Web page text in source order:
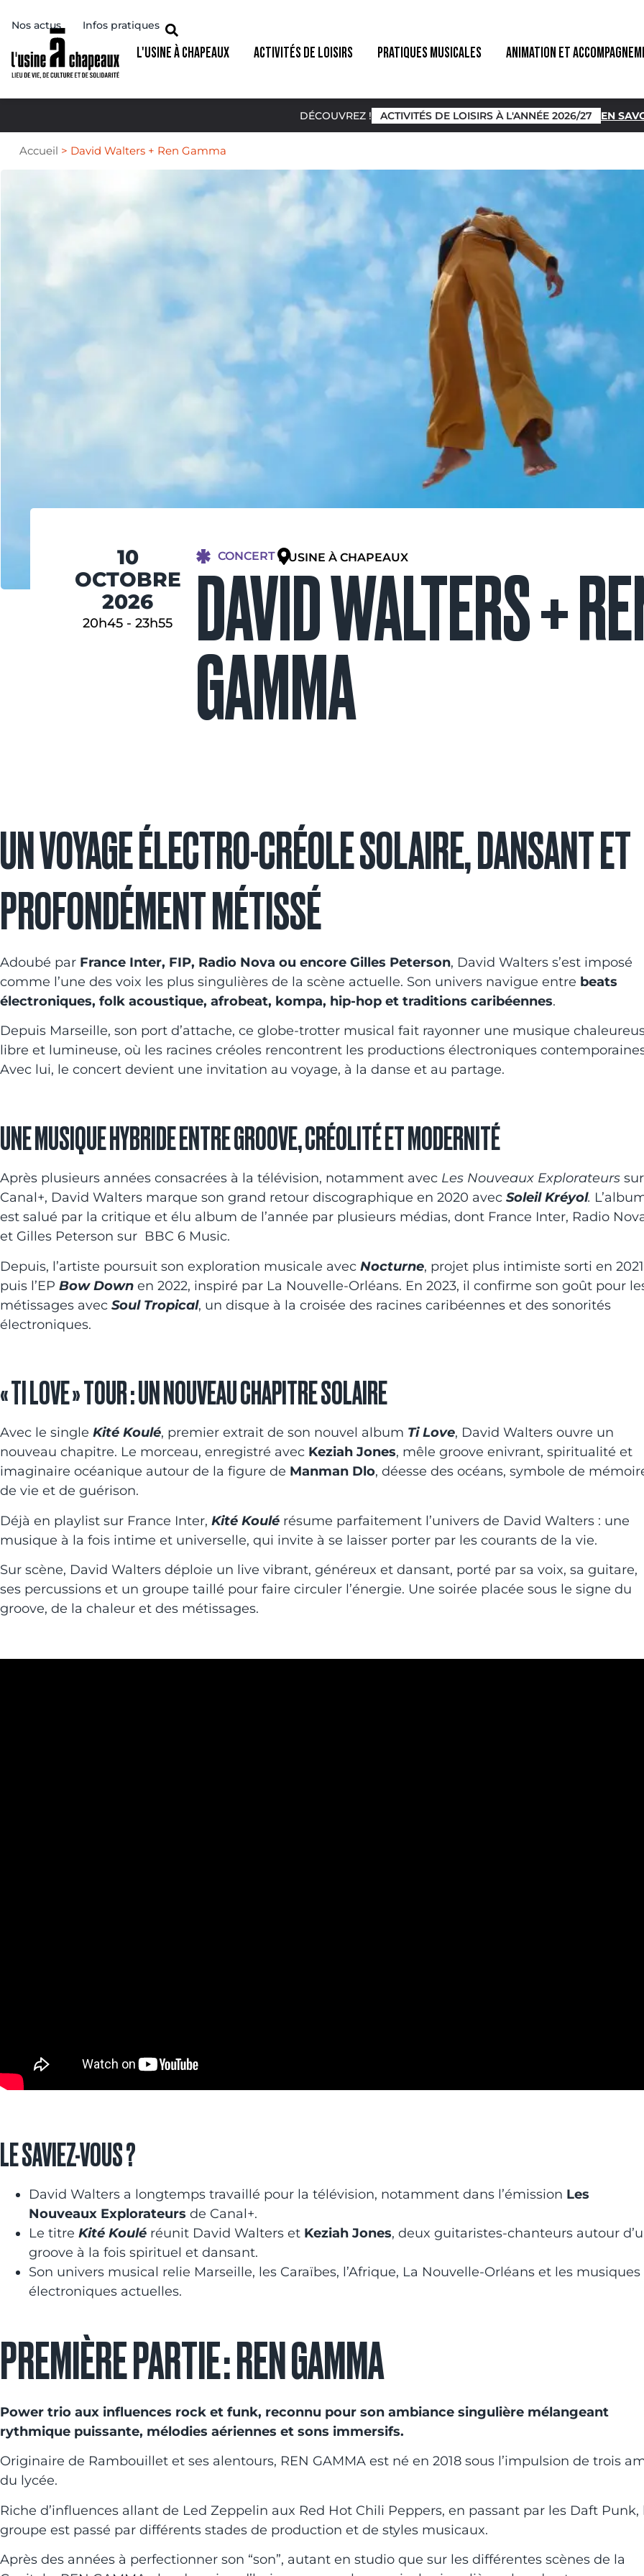
Nos actus Infos pratiques
L'USINE À CHAPEAUX ACTIVITÉS DE LOISIRS PRATIQUES MUSICALES ANIMATION ET
DÉCOUVREZ ! ACTIVITÉS DE LOISIRS À L'ANNÉE 2026/27 EN
Accueil > David Walters + Ren Gamma
10
OCTOBRE
2026
20h45 - 23h55
CONCERT L'USINE À CHAPEAUX
DAVID WALTERS +
GAMMA
UN VOYAGE ÉLECTRO-CRÉOLE SOLAIRE, DANSANT ET
PROFONDÉMENT MÉTISSÉ
Adoubé par France Inter, FIP, Radio Nova ou encore Gilles Peterson, David Walters s’est imposé
comme l’une des voix les plus singulières de la scène actuelle. Son univers navigue entre beats
électroniques, folk acoustique, afrobeat, kompa, hip-hop et traditions caribéennes.
Depuis Marseille, son port d’attache, ce globe-trotter musical fait rayonner une musique
libre et lumineuse, où les racines créoles rencontrent les productions électroniques
Avec lui, le concert devient une invitation au voyage, à la danse et au partage.
UNE MUSIQUE HYBRIDE ENTRE GROOVE, CRÉOLITÉ ET MODERNITÉ
Après plusieurs années consacrées à la télévision, notamment avec Les Nouveaux Explorateurs sur
Canal+, David Walters marque son grand retour discographique en 2020 avec Soleil Kréyol.
est salué par la critique et élu album de l’année par plusieurs médias, dont France Inter, Radio
et Gilles Peterson sur BBC 6 Music.
Depuis, l’artiste poursuit son exploration musicale avec Nocturne, projet plus intimiste sorti en
puis l’EP Bow Down en 2022, inspiré par La Nouvelle-Orléans. En 2023, il confirme son goût pour
métissages avec Soul Tropical, un disque à la croisée des racines caribéennes et des sonorités
électroniques.
« TI LOVE » TOUR : UN NOUVEAU CHAPITRE SOLAIRE
Avec le single Kité Koulé, premier extrait de son nouvel album Ti Love, David Walters ouvre un
nouveau chapitre. Le morceau, enregistré avec Keziah Jones, mêle groove enivrant, spiritualité et
imaginaire océanique autour de la figure de Manman Dlo, déesse des océans, symbole de
de vie et de guérison.
Déjà en playlist sur France Inter, Kité Koulé résume parfaitement l’univers de David Walters : une
musique à la fois intime et universelle, qui invite à se laisser porter par les courants de la vie.
Sur scène, David Walters déploie un live vibrant, généreux et dansant, porté par sa voix, sa guitare,
ses percussions et un groupe taillé pour faire circuler l’énergie. Une soirée placée sous le signe du
groove, de la chaleur et des métissages.
LE SAVIEZ-VOUS ?
David Walters a longtemps travaillé pour la télévision, notamment dans l’émission Les
Nouveaux Explorateurs de Canal+.
Le titre Kité Koulé réunit David Walters et Keziah Jones, deux guitaristes-chanteurs autour
groove à la fois spirituel et dansant.
Son univers musical relie Marseille, les Caraïbes, l’Afrique, La Nouvelle-Orléans et les musiques
électroniques actuelles.
PREMIÈRE PARTIE : REN GAMMA
Power trio aux influences rock et funk, reconnu pour son ambiance singulière mélangeant
rythmique puissante, mélodies aériennes et sons immersifs.
Originaire de Rambouillet et ses alentours, REN GAMMA est né en 2018 sous l’impulsion de trois
du lycée.
Riche d’influences allant de Led Zeppelin aux Red Hot Chili Peppers, en passant par les Daft Punk,
groupe est passé par différents stades de production et de styles musicaux.
Après des années à perfectionner son “son”, autant en studio que sur les différentes scènes de la